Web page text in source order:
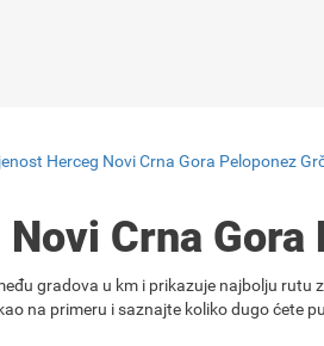
Herceg Novi Crna Gora Peloponez
Crna
gradova u km i prikazuje najbolju rutu
na primeru i saznajte koliko dugo ćete